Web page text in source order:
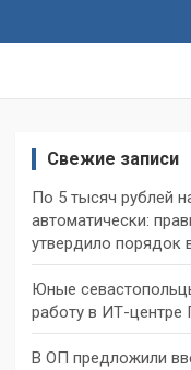
Свежие записи
По 5 тысяч рублей
автоматически:
утвердило порядок
Юные
работу в ИТ-центре
В ОП предложили